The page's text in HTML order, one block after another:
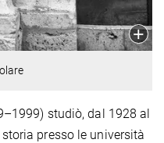
studiò, dal 1928 al
presso le università